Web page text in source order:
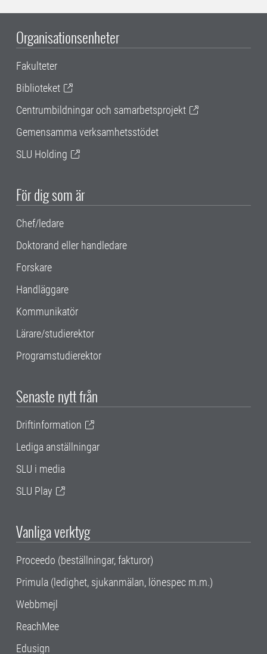
Organisationsenheter
Fakulteter
Biblioteket
Centrumbildningar och samarbetsprojekt
Gemensamma verksamhetsstödet
SLU Holding
För dig som är
Chef/ledare
Doktorand eller handledare
Forskare
Handläggare
Kommunikatör
Lärare/studierektor
Programstudierektor
Senaste nytt från
Driftinformation
Lediga anställningar
SLU i media
SLU Play
Vanliga verktyg
Proceedo (beställningar, fakturor)
Primula (ledighet, sjukanmälan, lönespec m.m.)
Webbmejl
ReachMee
Edusign